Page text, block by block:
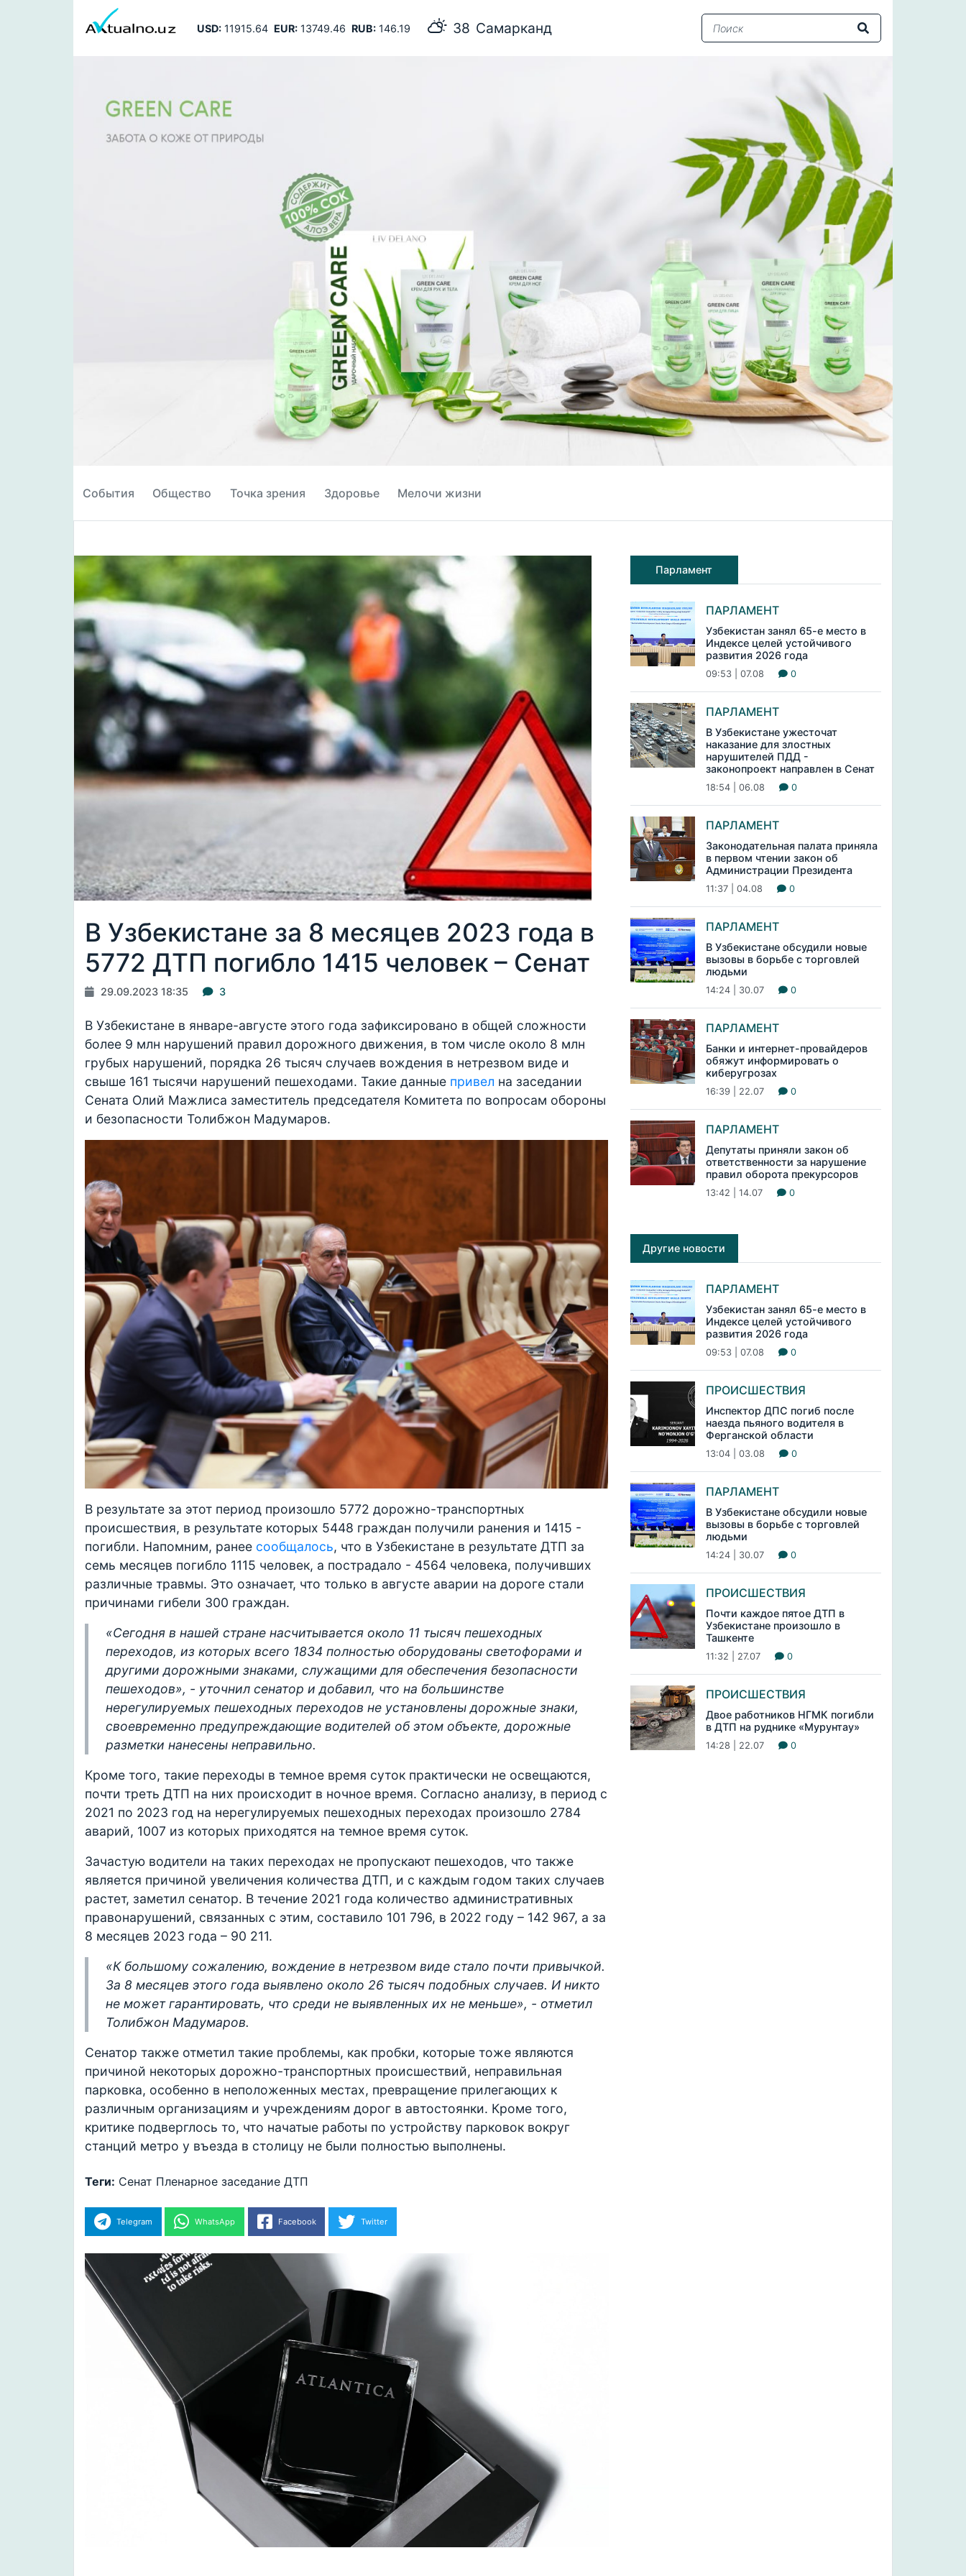
USD:11915.64 EUR:13749.46 RUB:146.19 38 Самарканд
События Общество Точка зрения Здоровье Мелочи жизни
В Узбекистане за 8 месяцев 2023 года в
5772 ДТП погибло 1415 человек – Сенат
29.09.2023 18:35 3
В Узбекистане в январе-августе этого года зафиксировано в общей сложности
более 9 млн нарушений правил дорожного движения, в том числе около 8 млн
грубых нарушений, порядка 26 тысяч случаев вождения в нетрезвом виде и
свыше 161 тысячи нарушений пешеходами. Такие данные привел на заседании
Сената Олий Мажлиса заместитель председателя Комитета по вопросам обороны
и безопасности Толибжон Мадумаров.
В результате за этот период произошло 5772 дорожно-транспортных
происшествия, в результате которых 5448 граждан получили ранения и 1415 -
погибли. Напомним, ранее сообщалось, что в Узбекистане в результате ДТП за
семь месяцев погибло 1115 человек, а пострадало - 4564 человека, получивших
различные травмы. Это означает, что только в августе аварии на дороге стали
причинами гибели 300 граждан.
«Сегодня в нашей стране насчитывается около 11 тысяч пешеходных
переходов, из которых всего 1834 полностью оборудованы светофорами и
другими дорожными знаками, служащими для обеспечения безопасности
пешеходов», - уточнил сенатор и добавил, что на большинстве
нерегулируемых пешеходных переходов не установлены дорожные знаки,
своевременно предупреждающие водителей об этом объекте, дорожные
разметки нанесены неправильно.
Кроме того, такие переходы в темное время суток практически не освещаются,
почти треть ДТП на них происходит в ночное время. Согласно анализу, в период с
2021 по 2023 год на нерегулируемых пешеходных переходах произошло 2784
аварий, 1007 из которых приходятся на темное время суток.
Зачастую водители на таких переходах не пропускают пешеходов, что также
является причиной увеличения количества ДТП, и с каждым годом таких случаев
растет, заметил сенатор. В течение 2021 года количество административных
правонарушений, связанных с этим, составило 101 796, в 2022 году – 142 967, а за
8 месяцев 2023 года – 90 211.
«К большому сожалению, вождение в нетрезвом виде стало почти привычкой.
За 8 месяцев этого года выявлено около 26 тысяч подобных случаев. И никто
не может гарантировать, что среди не выявленных их не меньше», - отметил
Толибжон Мадумаров.
Сенатор также отметил такие проблемы, как пробки, которые тоже являются
причиной некоторых дорожно-транспортных происшествий, неправильная
парковка, особенно в неположенных местах, превращение прилегающих к
различным организациям и учреждениям дорог в автостоянки. Кроме того,
критике подверглось то, что начатые работы по устройству парковок вокруг
станций метро у въезда в столицу не были полностью выполнены.
Теги: Сенат Пленарное заседание ДТП
Telegram WhatsApp Facebook Twitter
Парламент
ПАРЛАМЕНТ
Узбекистан занял 65-е место в
Индексе целей устойчивого
развития 2026 года
09:53 | 07.08 0
ПАРЛАМЕНТ
В Узбекистане ужесточат
наказание для злостных
нарушителей ПДД -
законопроект направлен в Сенат
18:54 | 06.08 0
ПАРЛАМЕНТ
Законодательная палата приняла
в первом чтении закон об
Администрации Президента
11:37 | 04.08 0
ПАРЛАМЕНТ
В Узбекистане обсудили новые
вызовы в борьбе с торговлей
людьми
14:24 | 30.07 0
ПАРЛАМЕНТ
Банки и интернет-провайдеров
обяжут информировать о
киберугрозах
16:39 | 22.07 0
ПАРЛАМЕНТ
Депутаты приняли закон об
ответственности за нарушение
правил оборота прекурсоров
13:42 | 14.07 0
Другие новости
ПАРЛАМЕНТ
Узбекистан занял 65-е место в
Индексе целей устойчивого
развития 2026 года
09:53 | 07.08 0
ПРОИСШЕСТВИЯ
Инспектор ДПС погиб после
наезда пьяного водителя в
Ферганской области
13:04 | 03.08 0
ПАРЛАМЕНТ
В Узбекистане обсудили новые
вызовы в борьбе с торговлей
людьми
14:24 | 30.07 0
ПРОИСШЕСТВИЯ
Почти каждое пятое ДТП в
Узбекистане произошло в
Ташкенте
11:32 | 27.07 0
ПРОИСШЕСТВИЯ
Двое работников НГМК погибли
в ДТП на руднике «Мурунтау»
14:28 | 22.07 0